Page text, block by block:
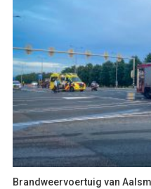
Brandweervoertuig van